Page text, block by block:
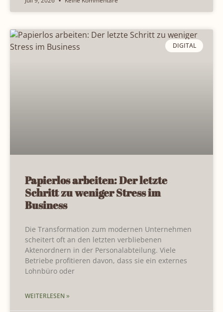
DIGITAL
Papierlos arbeiten: Der letzte
Schritt zu weniger Stress im
Business
Die Transformation zum modernen Unternehmen
scheitert oft an den letzten verbliebenen
Aktenordnern in der Personalabteilung. Viele
Betriebe profitieren davon, dass sie ein externes
Lohnbüro oder
WEITERLESEN »